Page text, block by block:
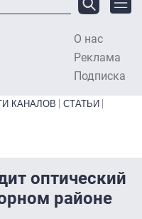
О нас
Реклама
Подписка
КАНАЛОВ
СТАТЬИ
оптический
районе